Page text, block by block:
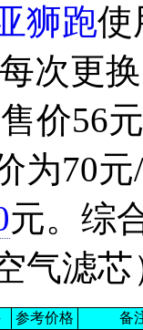
狮跑使
次更
价56
为70
元。综
气滤
参考价格
备